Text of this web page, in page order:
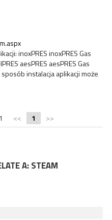
inoxPRES inoxPRES Gas
aesPRES aesPRES Gas
instalacja aplikacji może
<< 1 >>
A:STEAM